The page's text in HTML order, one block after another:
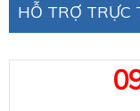
HỖ TRỢ TRỰC